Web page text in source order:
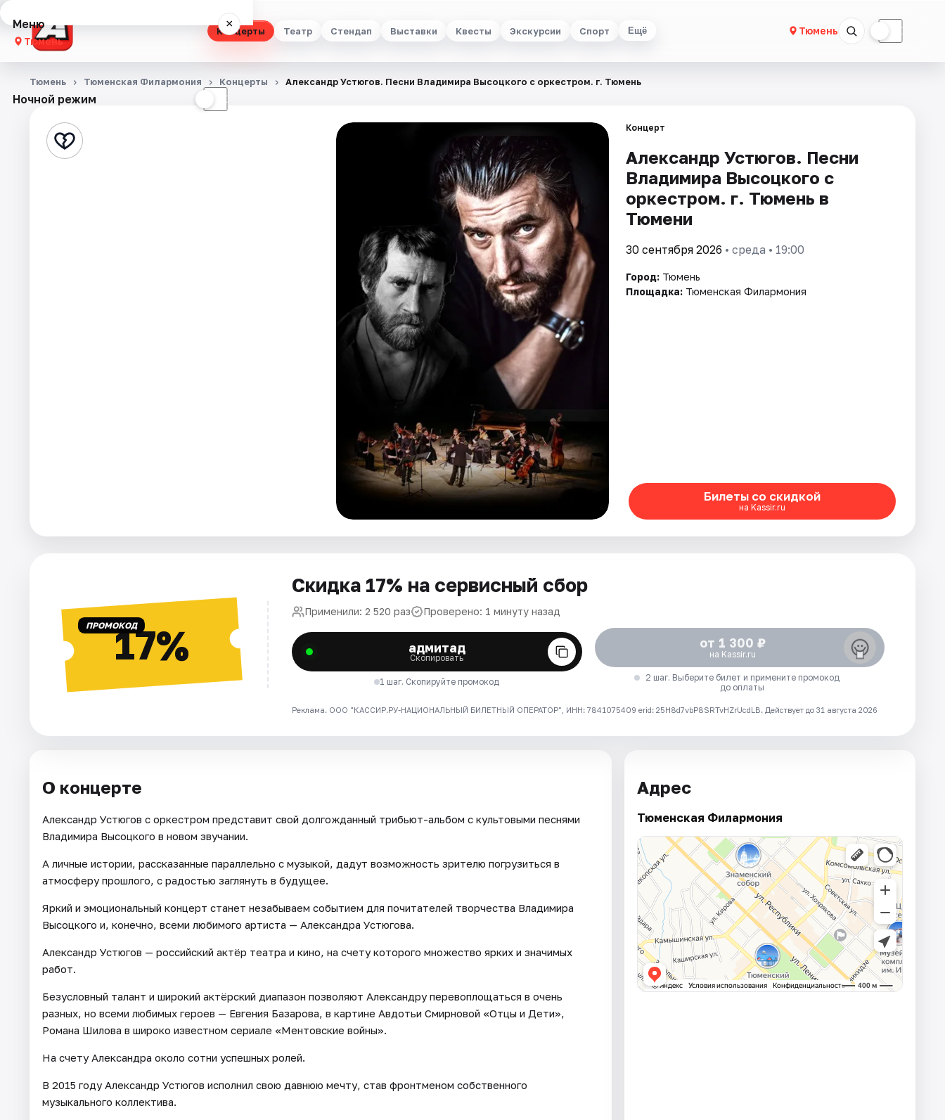
Концерты Театр Стендап Выставки Квесты Экскурсии Спорт Ещё Тюмень ☾
Меню ×
Тюмень
Концерты
Стендап
Ночной режим ☾
Тюмень Тюменская Филармония Концерты Александр Устюгов. Песни Владимира Высоцкого с оркестром. г. Тюмень
Концерт
Александр Устюгов. Песни
Владимира Высоцкого с
оркестром. г. Тюмень в
Тюмени
30 сентября 2026 • среда • 19:00
Город: Тюмень
Площадка: Тюменская Филармония
Билеты со скидкой
на Kassir.ru
ПРОМОКОД17%
Скидка 17% на сервисный сбор
Применили: 2 520 раз Проверено: 1 минуту назад
адмитад
Скопировать
1 шаг. Скопируйте промокод
от 1 300 ₽
на Kassir.ru
2 шаг. Выберите билет и примените промокод
до оплаты
Реклама. ООО "КАССИР.РУ-НАЦИОНАЛЬНЫЙ БИЛЕТНЫЙ ОПЕРАТОР", ИНН: 7841075409 erid: 25H8d7vbP8SRTvHZrUcdLB. Действует до 31 августа 2026
О концерте
Александр Устюгов с оркестром представит свой долгожданный трибьют-альбом с культовыми песнями
Владимира Высоцкого в новом звучании.
А личные истории, рассказанные параллельно с музыкой, дадут возможность зрителю погрузиться в
атмосферу прошлого, с радостью заглянуть в будущее.
Яркий и эмоциональный концерт станет незабываем событием для почитателей творчества Владимира
Высоцкого и, конечно, всеми любимого артиста — Александра Устюгова.
Александр Устюгов — российский актёр театра и кино, на счету которого множество ярких и значимых
работ.
Безусловный талант и широкий актёрский диапазон позволяют Александру перевоплощаться в очень
разных, но всеми любимых героев — Евгения Базарова, в картине Авдотьи Смирновой «Отцы и Дети»,
Романа Шилова в широко известном сериале «Ментовские войны».
На счету Александра около сотни успешных ролей.
В 2015 году Александр Устюгов исполнил свою давнюю мечту, став фронтменом собственного
музыкального коллектива.
Адрес
Тюменская Филармония